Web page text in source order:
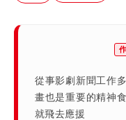
從事影劇新聞工作
畫也是重要的精神
就飛去應援